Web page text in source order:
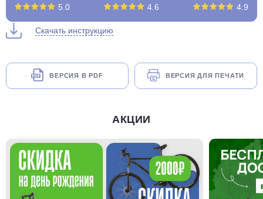
5.0
4.6
4.9
Скачать инструкцию
ВЕРСИЯ В PDF ВЕРСИЯ ДЛЯ ПЕЧАТИ
АКЦИИ